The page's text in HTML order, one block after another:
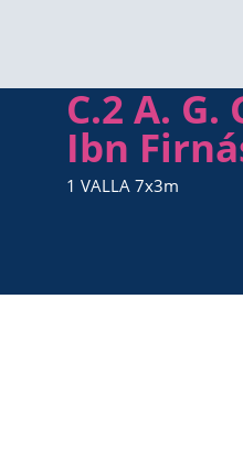
C.2 A.
Ibn
1 VALLA 7x3m